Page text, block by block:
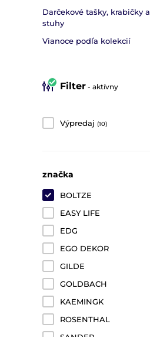
Darčekové tašky, krabičky a
stuhy
Vianoce podľa kolekcií
Filter - aktívny
Výpredaj (10)
značka
BOLTZE
EASY LIFE
EDG
EGO DEKOR
GILDE
GOLDBACH
KAEMINGK
ROSENTHAL